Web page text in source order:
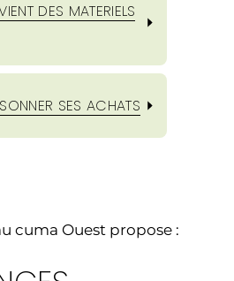
DES MATERIELS
SES ACHATS
cuma Ouest propose :